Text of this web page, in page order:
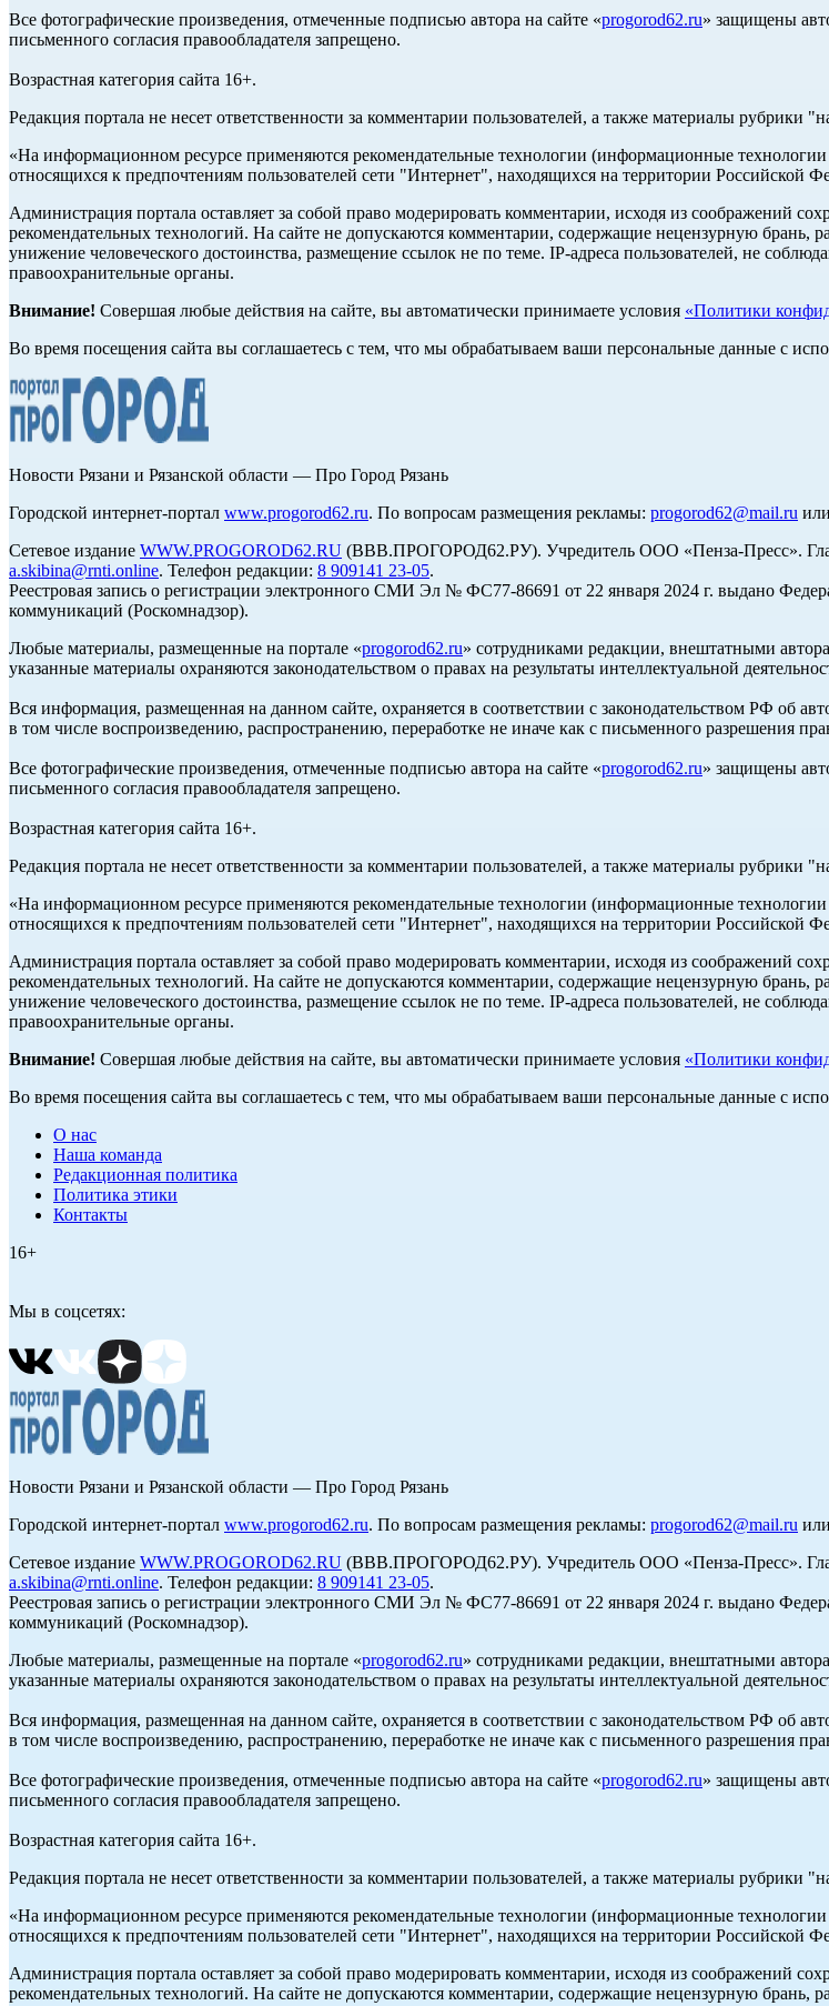
Все фотографические произведения, отмеченные подписью автора на сайте «progorod62.ru» защищены
письменного согласия правообладателя запрещено.
Возрастная категория сайта 16+.
Редакция портала не несет ответственности за комментарии пользователей, а также материалы рубрики
«На информационном ресурсе применяются рекомендательные технологии (информационные
относящихся к предпочтениям пользователей сети "Интернет", находящихся на территории Российской
Администрация портала оставляет за собой право модерировать комментарии, исходя из соображений
рекомендательных технологий. На сайте не допускаются комментарии, содержащие нецензурную
унижение человеческого достоинства, размещение ссылок не по теме. IP-адреса пользователей, не
правоохранительные органы.
Внимание! Совершая любые действия на сайте, вы автоматически принимаете условия «Политики
Во время посещения сайта вы соглашаетесь с тем, что мы обрабатываем ваши персональные данные с
Новости Рязани и Рязанской области — Про Город Рязань
Городской интернет-портал www.progorod62.ru. По вопросам размещения рекламы: progorod62@mail.ru
Сетевое издание WWW.PROGOROD62.RU (ВВВ.ПРОГОРОД62.РУ). Учредитель ООО «Пенза-Пресс».
a.skibina@rnti.online. Телефон редакции: 8 909141 23-05.
Реестровая запись о регистрации электронного СМИ Эл № ФС77-86691 от 22 января 2024 г. выдано
коммуникаций (Роскомнадзор).
Любые материалы, размещенные на портале «progorod62.ru» сотрудниками редакции, внештатными
указанные материалы охраняются законодательством о правах на результаты интеллектуальной
Вся информация, размещенная на данном сайте, охраняется в соответствии с законодательством РФ об
в том числе воспроизведению, распространению, переработке не иначе как с письменного разрешения
Все фотографические произведения, отмеченные подписью автора на сайте «progorod62.ru» защищены
письменного согласия правообладателя запрещено.
Возрастная категория сайта 16+.
Редакция портала не несет ответственности за комментарии пользователей, а также материалы рубрики
«На информационном ресурсе применяются рекомендательные технологии (информационные
относящихся к предпочтениям пользователей сети "Интернет", находящихся на территории Российской
Администрация портала оставляет за собой право модерировать комментарии, исходя из соображений
рекомендательных технологий. На сайте не допускаются комментарии, содержащие нецензурную
унижение человеческого достоинства, размещение ссылок не по теме. IP-адреса пользователей, не
правоохранительные органы.
Внимание! Совершая любые действия на сайте, вы автоматически принимаете условия «Политики
Во время посещения сайта вы соглашаетесь с тем, что мы обрабатываем ваши персональные данные с
О нас
Наша команда
Редакционная политика
Политика этики
Контакты
16+
Мы в соцсетях:
Новости Рязани и Рязанской области — Про Город Рязань
Городской интернет-портал www.progorod62.ru. По вопросам размещения рекламы: progorod62@mail.ru
Сетевое издание WWW.PROGOROD62.RU (ВВВ.ПРОГОРОД62.РУ). Учредитель ООО «Пенза-Пресс».
a.skibina@rnti.online. Телефон редакции: 8 909141 23-05.
Реестровая запись о регистрации электронного СМИ Эл № ФС77-86691 от 22 января 2024 г. выдано
коммуникаций (Роскомнадзор).
Любые материалы, размещенные на портале «progorod62.ru» сотрудниками редакции, внештатными
указанные материалы охраняются законодательством о правах на результаты интеллектуальной
Вся информация, размещенная на данном сайте, охраняется в соответствии с законодательством РФ об
в том числе воспроизведению, распространению, переработке не иначе как с письменного разрешения
Все фотографические произведения, отмеченные подписью автора на сайте «progorod62.ru» защищены
письменного согласия правообладателя запрещено.
Возрастная категория сайта 16+.
Редакция портала не несет ответственности за комментарии пользователей, а также материалы рубрики
«На информационном ресурсе применяются рекомендательные технологии (информационные
относящихся к предпочтениям пользователей сети "Интернет", находящихся на территории Российской
Администрация портала оставляет за собой право модерировать комментарии, исходя из соображений
рекомендательных технологий. На сайте не допускаются комментарии, содержащие нецензурную